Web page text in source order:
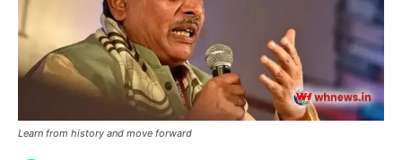
Learn from history and move forward